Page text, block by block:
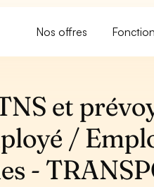
Nos offres
et
/
-